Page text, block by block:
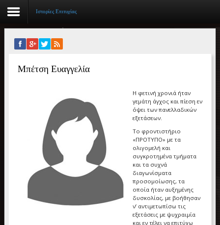
Αρχική
Βιογραφικό
Ιστορίες Επιτυχίας
Επιτυχόντες
Διακρίσεις
Ιστορίες Επιτυχίας
Μπέτση Ευαγγελία
Η φετινή χρονιά ήταν
γεμάτη άγχος και πίεση εν
όψει των πανελλαδικών
εξετάσεων.
Το φροντιστήριο
«ΠΡΟΤΥΠΟ» με τα
ολιγομελή και
συγκροτημένα τμήματα
και τα συχνά
διαγωνίσματα
προσομοίωσης, τα
οποία ήταν αυξημένης
δυσκολίας, με βοήθησαν
ν’ αντιμετωπίσω τις
εξετάσεις με ψυχραιμία
και εν τέλει να επιτύχω